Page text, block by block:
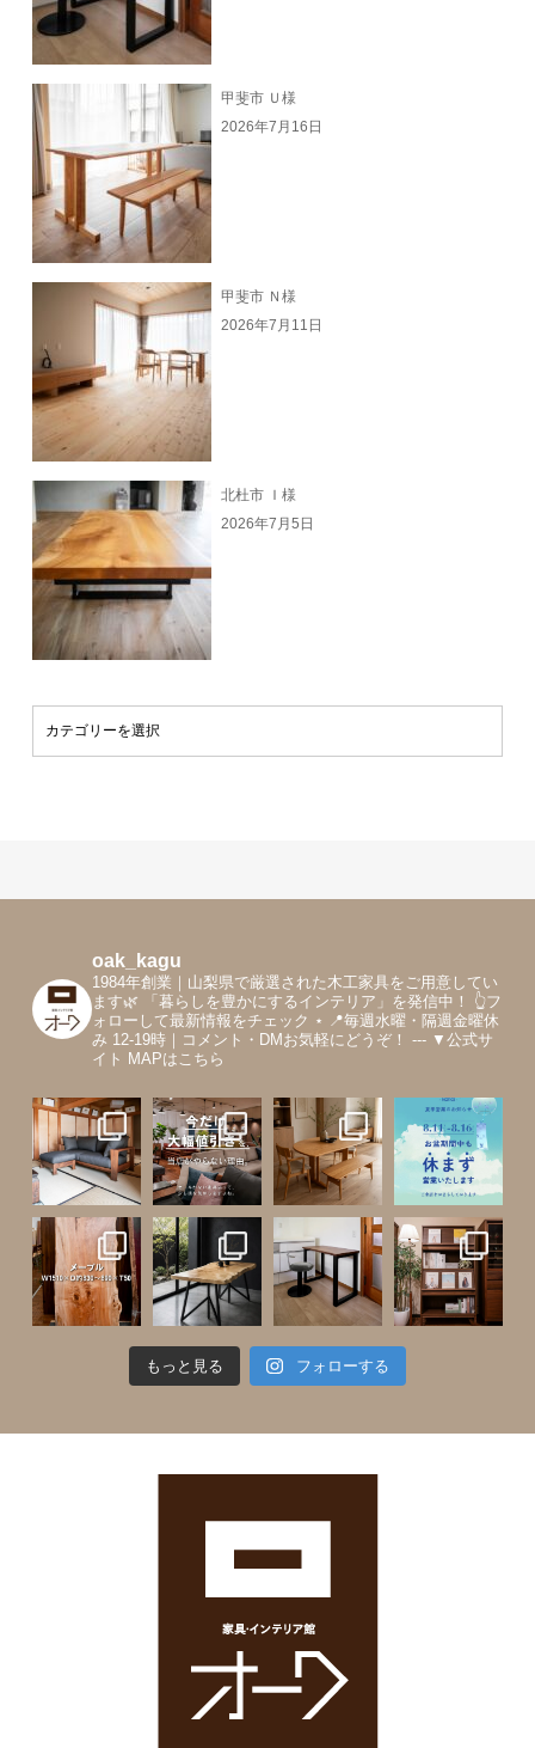
甲斐市 Ｕ様
2026年7月16日
甲斐市 Ｎ様
2026年7月11日
北杜市 Ｉ様
2026年7月5日
oak_kagu
1984年創業｜山梨県で厳選された木工家具をご用意してい
ます🌿 「暮らしを豊かにするインテリア」を発信中！
👆フ
ォローして最新情報をチェック ⋆ 📍毎週水曜・隔週金曜休
み 12-19時｜コメント・DMお気軽にどうぞ！
--- ▼公式サ
イト MAPはこちら
もっと見る フォローする